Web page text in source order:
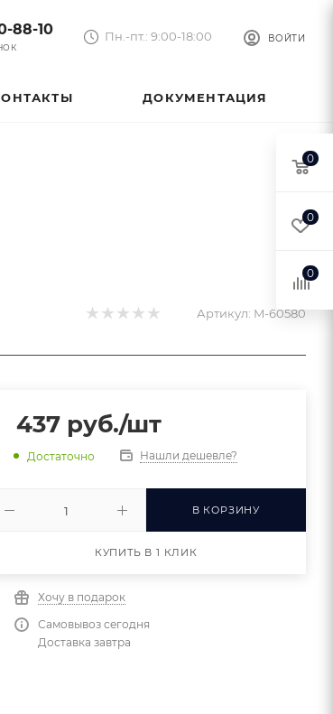
ВОЙТИ
88-10 Пн.-пт.: 9:00-18:00
ДОКУМЕНТАЦИЯ
Артикул: M-60580
437руб./шт
Достаточно Нашли дешевле?
В КОРЗИНУ
КУПИТЬ В 1 КЛИК
Хочу в подарок
Самовывоз сегодня
Доставка завтра
0
0
0